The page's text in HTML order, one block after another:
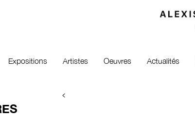
Expositions Artistes Oeuvres Actualités
<